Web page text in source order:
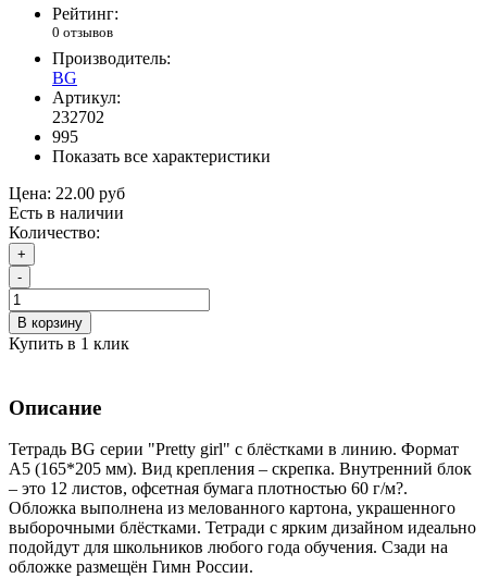
Рейтинг:
0 отзывов
Производитель:
BG
Артикул:
232702
995
Показать все характеристики
Цена: 22.00 руб
Есть в наличии
Количество:
+
-
В корзину
Купить в 1 клик
Описание
Тетрадь BG серии "Pretty girl" с блёстками в линию. Формат
А5 (165*205 мм). Вид крепления – скрепка. Внутренний блок
– это 12 листов, офсетная бумага плотностью 60 г/м?.
Обложка выполнена из мелованного картона, украшенного
выборочными блёстками. Тетради с ярким дизайном идеально
подойдут для школьников любого года обучения. Сзади на
обложке размещён Гимн России.